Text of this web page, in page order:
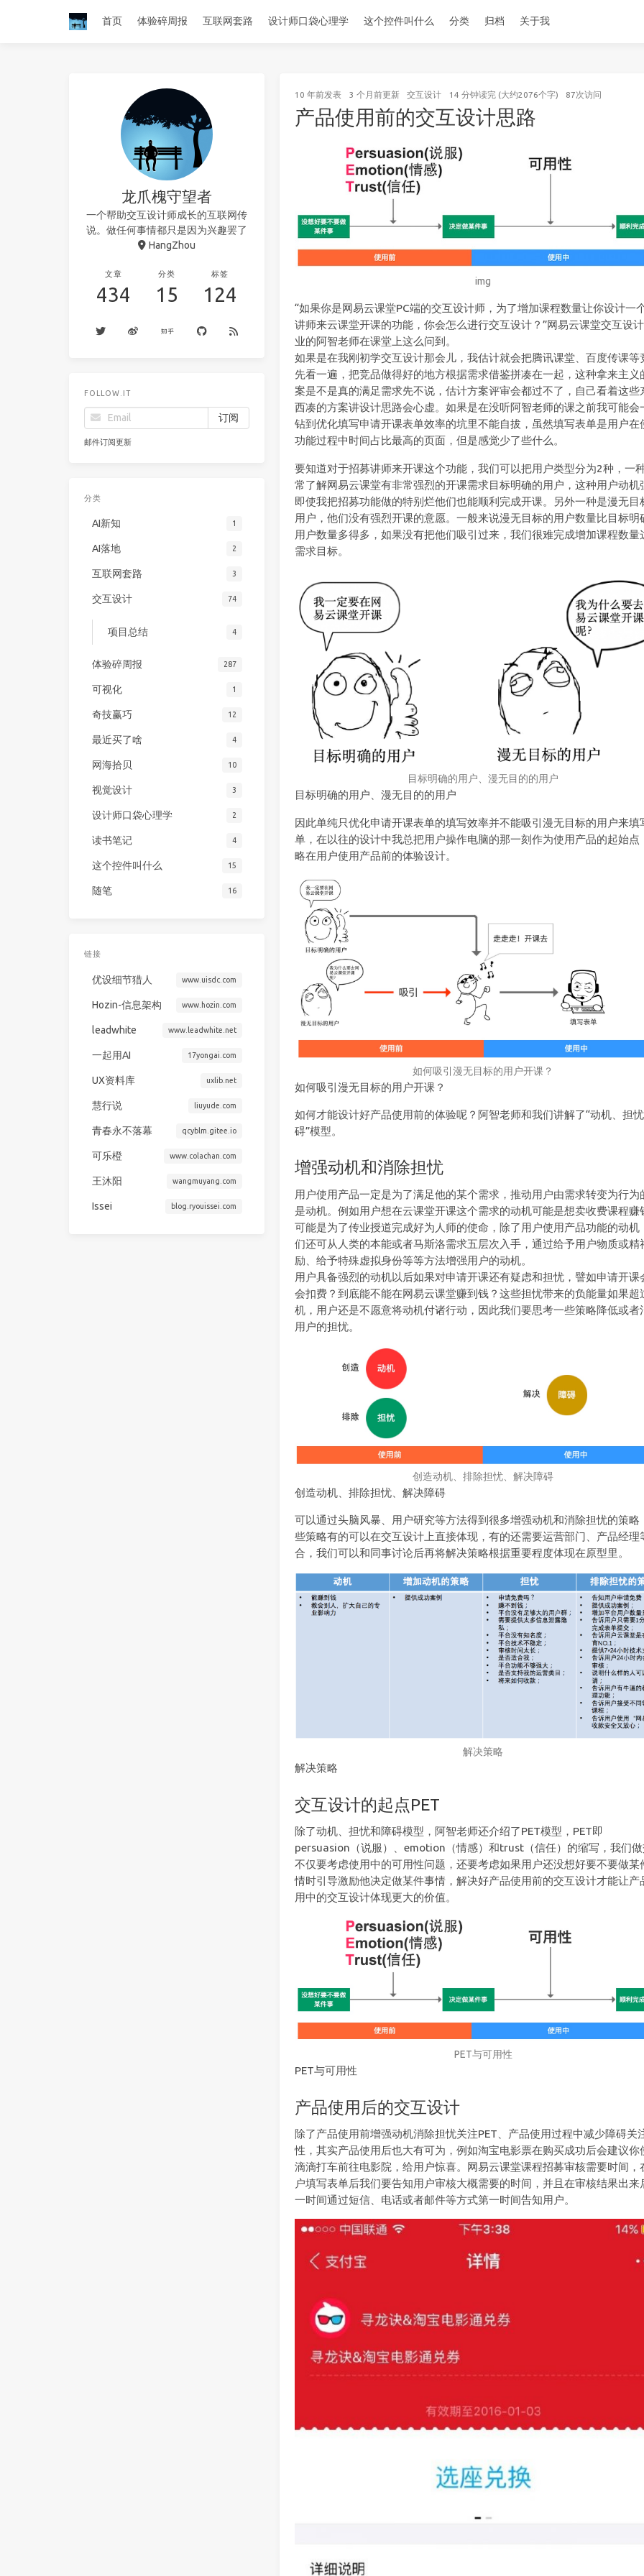
首页 体验碎周报 互联网套路 设计师口袋心理学 这个控件叫什么 分类 归档 关于我
10 年前发表 3 个月前更新 交互设计 14 分钟读完 (大约2076个字) 87次访问
产品使用前的交互设计思路
img
“如果你是网易云课堂PC端的交互设计师，为了增加课程数量让你设计一
讲师来云课堂开课的功能，你会怎么进行交互设计？”网易云课堂交互设
业的阿智老师在课堂上这么问到。
如果是在我刚初学交互设计那会儿，我估计就会把腾讯课堂、百度传课等
先看一遍，把竞品做得好的地方根据需求借鉴拼凑在一起，这种拿来主义
案是不是真的满足需求先不说，估计方案评审会都过不了，自己看着这些
西凑的方案讲设计思路会心虚。如果是在没听阿智老师的课之前我可能会
钻到优化填写申请开课表单效率的坑里不能自拔，虽然填写表单是用户在
功能过程中时间占比最高的页面，但是感觉少了些什么。
要知道对于招募讲师来开课这个功能，我们可以把用户类型分为2种，一
常了解网易云课堂有非常强烈的开课需求目标明确的用户，这种用户动机
即使我把招募功能做的特别烂他们也能顺利完成开课。另外一种是漫无目
用户，他们没有强烈开课的意愿。一般来说漫无目标的用户数量比目标明
用户数量多得多，如果没有把他们吸引过来，我们很难完成增加课程数量
需求目标。
目标明确的用户、漫无目的的用户
目标明确的用户、漫无目的的用户
因此单纯只优化申请开课表单的填写效率并不能吸引漫无目标的用户来填
单，在以往的设计中我总把用户操作电脑的那一刻作为使用产品的起始点
略在用户使用产品前的体验设计。
如何吸引漫无目标的用户开课？
如何吸引漫无目标的用户开课？
如何才能设计好产品使用前的体验呢？阿智老师和我们讲解了“动机、担
碍”模型。
增强动机和消除担忧
用户使用产品一定是为了满足他的某个需求，推动用户由需求转变为行为
是动机。例如用户想在云课堂开课这个需求的动机可能是想卖收费课程赚
可能是为了传业授道完成好为人师的使命，除了用户使用产品功能的动机
们还可从人类的本能或者马斯洛需求五层次入手，通过给予用户物质或精
励、给予特殊虚拟身份等等方法增强用户的动机。
用户具备强烈的动机以后如果对申请开课还有疑虑和担忧，譬如申请开课
会扣费？到底能不能在网易云课堂赚到钱？这些担忧带来的负能量如果超
机，用户还是不愿意将动机付诸行动，因此我们要思考一些策略降低或者
用户的担忧。
创造动机、排除担忧、解决障碍
创造动机、排除担忧、解决障碍
可以通过头脑风暴、用户研究等方法得到很多增强动机和消除担忧的策略
些策略有的可以在交互设计上直接体现，有的还需要运营部门、产品经理
合，我们可以和同事讨论后再将解决策略根据重要程度体现在原型里。
解决策略
解决策略
交互设计的起点PET
除了动机、担忧和障碍模型，阿智老师还介绍了PET模型，PET即
persuasion（说服）、emotion（情感）和trust（信任）的缩写，我们做
不仅要考虑使用中的可用性问题，还要考虑如果用户还没想好要不要做某
情时引导激励他决定做某件事情，解决好产品使用前的交互设计才能让产
用中的交互设计体现更大的价值。
PET与可用性
PET与可用性
产品使用后的交互设计
除了产品使用前增强动机消除担忧关注PET、产品使用过程中减少障碍关
性，其实产品使用后也大有可为，例如淘宝电影票在购买成功后会建议你
滴滴打车前往电影院，给用户惊喜。网易云课堂课程招募审核需要时间，
户填写表单后我们要告知用户审核大概需要的时间，并且在审核结果出来
一时间通过短信、电话或者邮件等方式第一时间告知用户。
龙爪槐守望者
一个帮助交互设计师成长的互联网传
说。做任何事情都只是因为兴趣罢了
HangZhou
文章
434
分类
15
标签
124
FOLLOW.IT
邮件订阅更新
分类
AI新知 1
AI落地 2
互联网套路 3
交互设计 74
项目总结 4
体验碎周报 287
可视化 1
奇技赢巧 12
最近买了啥 4
网海拾贝 10
视觉设计 3
设计师口袋心理学 2
读书笔记 4
这个控件叫什么 15
随笔 16
链接
优设细节猎人 www.uisdc.com
Hozin-信息架构 www.hozin.com
leadwhite www.leadwhite.net
一起用AI 17yongai.com
UX资料库 uxlib.net
慧行说 liuyude.com
青春永不落幕 qcyblm.gitee.io
可乐橙 www.colachan.com
王沐阳 wangmuyang.com
Issei blog.ryouissei.com